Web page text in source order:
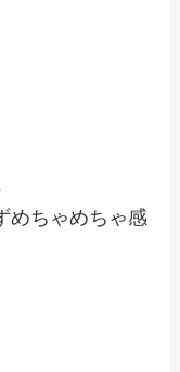
めちゃめちゃ感